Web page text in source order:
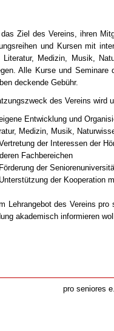
Ziel des Vereins, ihren
und Kursen mit
Literatur, Medizin, Musik,
Alle Kurse und
deckende Gebühr.
des Vereins wird
Entwicklung und
Medizin, Musik,
der Interessen der
Fachbereichen
der
der Kooperation
Lehrangebot des Vereins
akademisch informieren
pro seniores